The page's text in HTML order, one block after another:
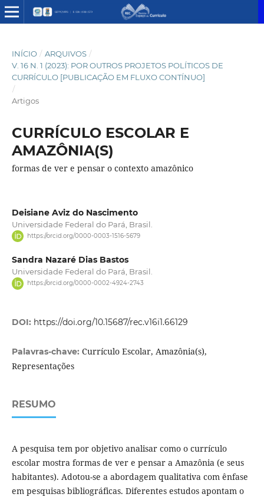
INÍCIO / ARQUIVOS /
V. 16 N. 1 (2023): POR OUTROS PROJETOS POLÍTICOS DE
CURRÍCULO [PUBLICAÇÃO EM FLUXO CONTÍNUO]
/
Artigos
CURRÍCULO ESCOLAR E
AMAZÔNIA(S)
formas de ver e pensar o contexto amazônico
Deisiane Aviz do Nascimento
Universidade Federal do Pará, Brasil.
https://orcid.org/0000-0003-1516-5679
Sandra Nazaré Dias Bastos
Universidade Federal do Pará, Brasil.
https://orcid.org/0000-0002-4924-2743
DOI: https://doi.org/10.15687/rec.v16i1.66129
Palavras-chave: Currículo Escolar, Amazônia(s),
Representações
RESUMO
A pesquisa tem por objetivo analisar como o currículo
escolar mostra formas de ver e pensar a Amazônia (e seus
habitantes). Adotou-se a abordagem qualitativa com ênfase
em pesquisas bibliográficas. Diferentes estudos apontam o